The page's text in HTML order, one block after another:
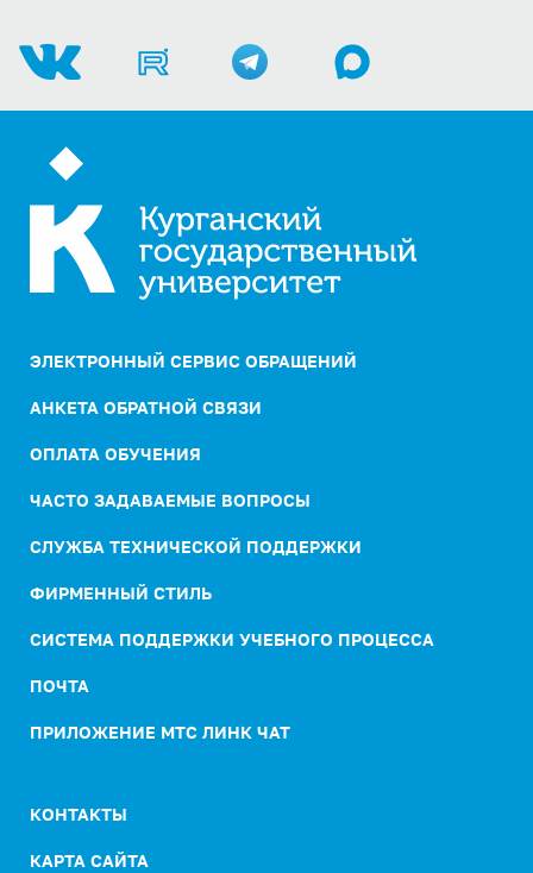
ЭЛЕКТРОННЫЙ СЕРВИС ОБРАЩЕНИЙ
АНКЕТА ОБРАТНОЙ СВЯЗИ
ОПЛАТА ОБУЧЕНИЯ
ЧАСТО ЗАДАВАЕМЫЕ ВОПРОСЫ
СЛУЖБА ТЕХНИЧЕСКОЙ ПОДДЕРЖКИ
ФИРМЕННЫЙ СТИЛЬ
СИСТЕМА ПОДДЕРЖКИ УЧЕБНОГО ПРОЦЕССА
ПОЧТА
ПРИЛОЖЕНИЕ МТС ЛИНК ЧАТ
КОНТАКТЫ
КАРТА САЙТА